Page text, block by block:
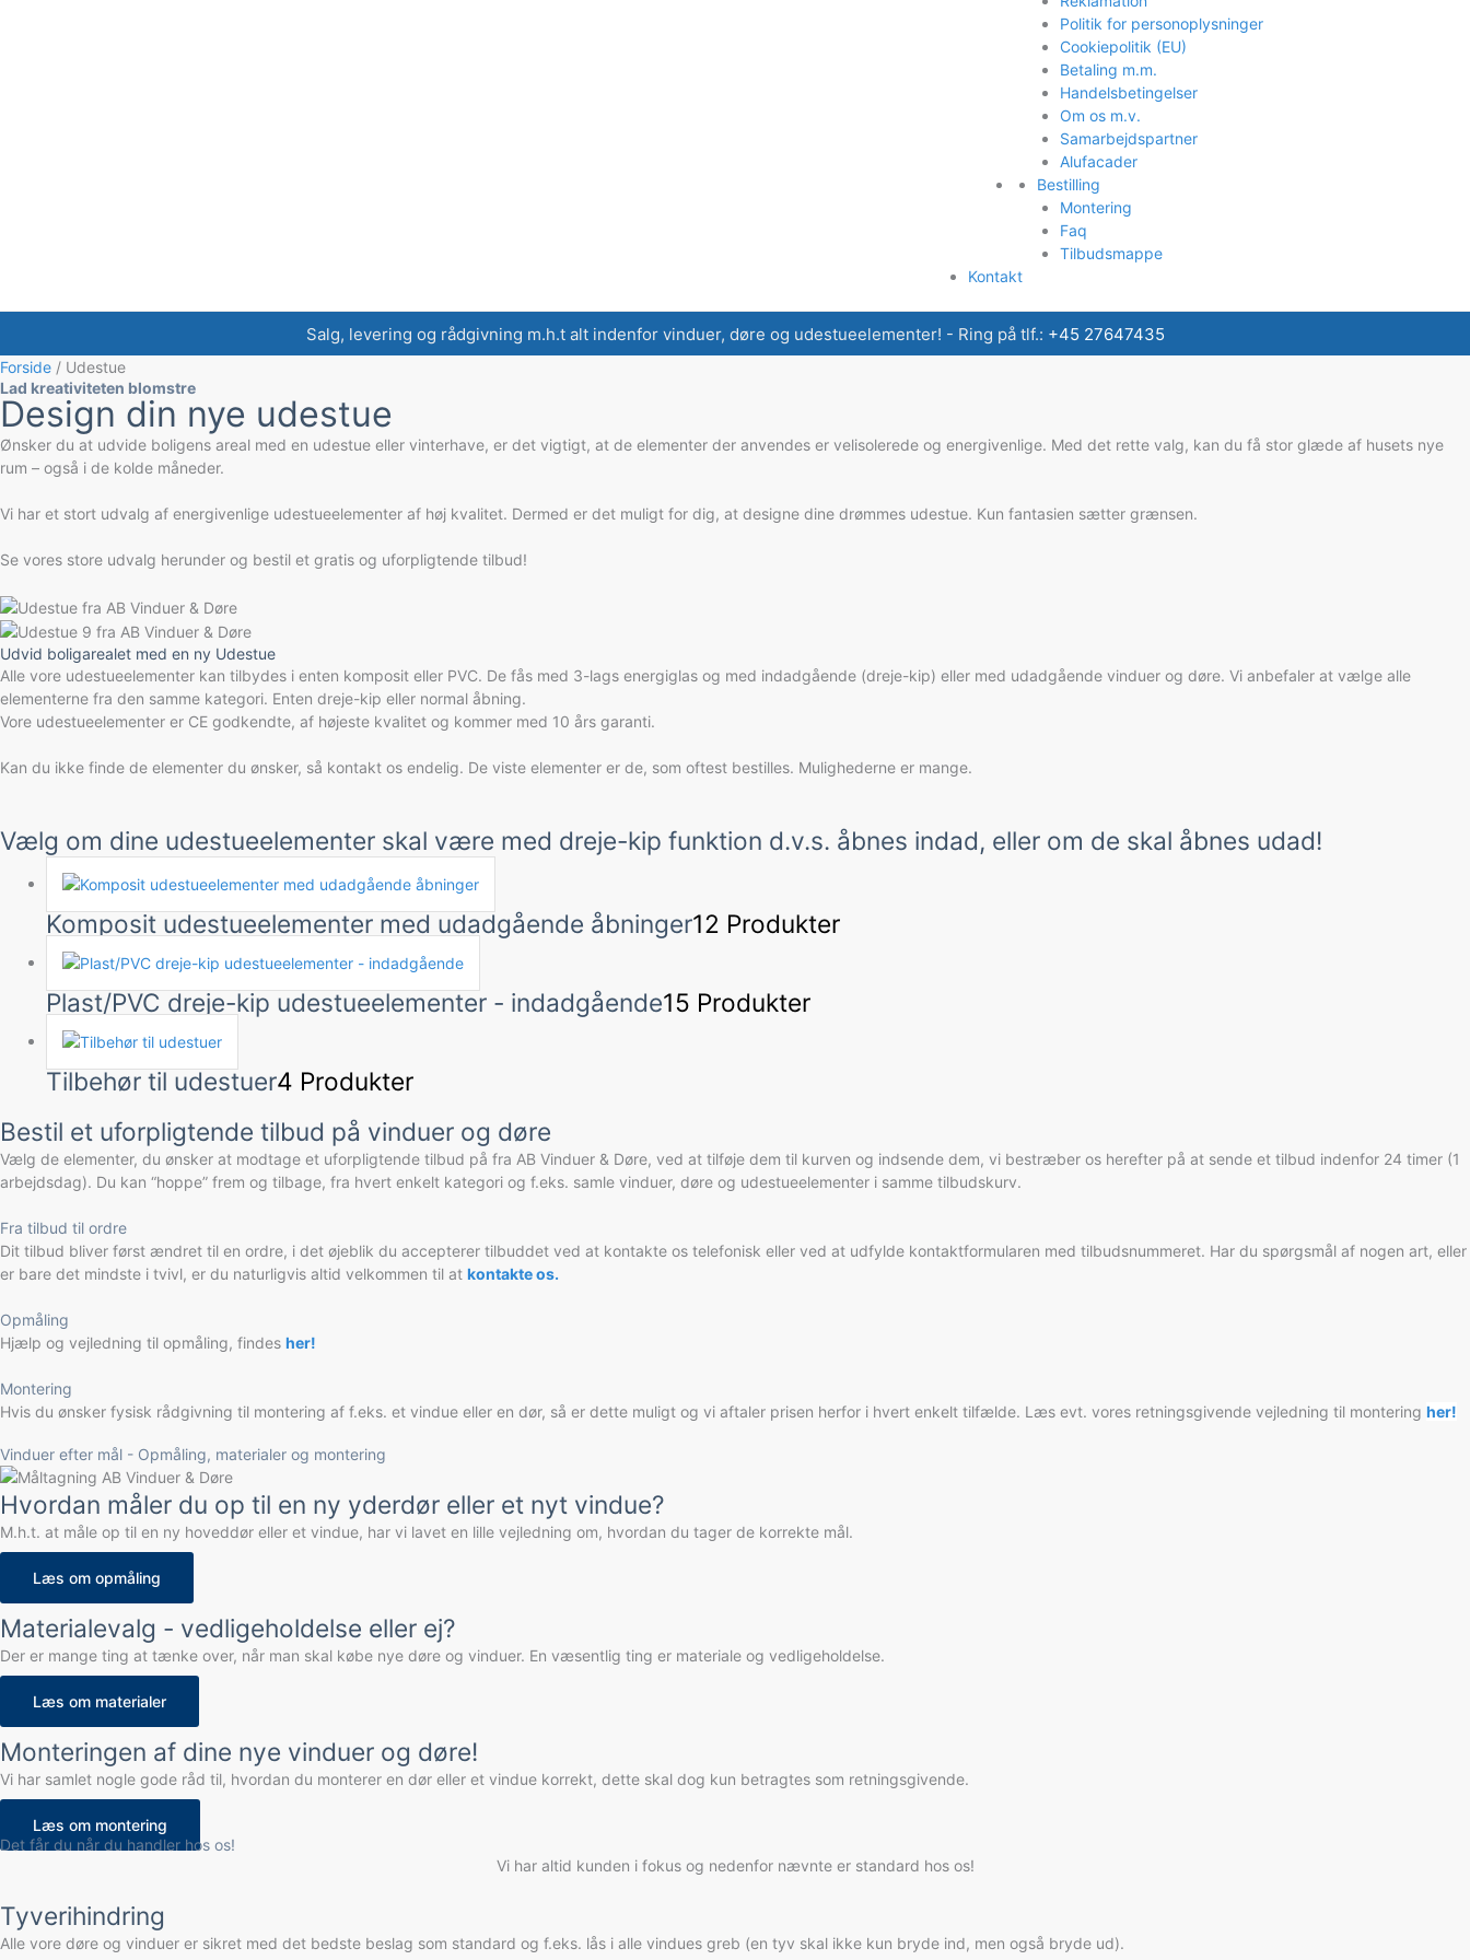
Politik for personoplysninger
Cookiepolitik (EU)
Betaling m.m.
Handelsbetingelser
Om os m.v.
Samarbejdspartner
Alufacader
Bestilling
Montering
Faq
Tilbudsmappe
Kontakt
Salg, levering og rådgivning m.h.t alt indenfor vinduer, døre og udestueelementer! - Ring på tlf.: +45 27647435
Forside / Udestue
Lad kreativiteten blomstre
Design din nye udestue
Ønsker du at udvide boligens areal med en udestue eller vinterhave, er det vigtigt, at de elementer der anvendes er velisolerede og energivenlige. Med det rette valg, kan du få stor glæde af husets nye
rum – også i de kolde måneder.
Vi har et stort udvalg af energivenlige udestueelementer af høj kvalitet. Dermed er det muligt for dig, at designe dine drømmes udestue. Kun fantasien sætter grænsen.
Se vores store udvalg herunder og bestil et gratis og uforpligtende tilbud!
Udvid boligarealet med en ny Udestue
Alle vore udestueelementer kan tilbydes i enten komposit eller PVC. De fås med 3-lags energiglas og med indadgående (dreje-kip) eller med udadgående vinduer og døre. Vi anbefaler at vælge alle
elementerne fra den samme kategori. Enten dreje-kip eller normal åbning.
Vore udestueelementer er CE godkendte, af højeste kvalitet og kommer med 10 års garanti.
Kan du ikke finde de elementer du ønsker, så kontakt os endelig. De viste elementer er de, som oftest bestilles. Mulighederne er mange.
Vælg om dine udestueelementer skal være med dreje-kip funktion d.v.s. åbnes indad, eller om de skal åbnes udad!
Komposit udestueelementer med udadgående åbninger12 Produkter
Plast/PVC dreje-kip udestueelementer - indadgående15 Produkter
Tilbehør til udestuer4 Produkter
Bestil et uforpligtende tilbud på vinduer og døre
Vælg de elementer, du ønsker at modtage et uforpligtende tilbud på fra AB Vinduer & Døre, ved at tilføje dem til kurven og indsende dem, vi bestræber os herefter på at sende et tilbud indenfor 24 timer (1
arbejdsdag). Du kan “hoppe” frem og tilbage, fra hvert enkelt kategori og f.eks. samle vinduer, døre og udestueelementer i samme tilbudskurv.
Fra tilbud til ordre
Dit tilbud bliver først ændret til en ordre, i det øjeblik du accepterer tilbuddet ved at kontakte os telefonisk eller ved at udfylde kontaktformularen med tilbudsnummeret. Har du spørgsmål af nogen art, eller
er bare det mindste i tvivl, er du naturligvis altid velkommen til at kontakte os.
Opmåling
Hjælp og vejledning til opmåling, findes her!
Montering
Hvis du ønsker fysisk rådgivning til montering af f.eks. et vindue eller en dør, så er dette muligt og vi aftaler prisen herfor i hvert enkelt tilfælde. Læs evt. vores retningsgivende vejledning til montering her!
Vinduer efter mål - Opmåling, materialer og montering
Hvordan måler du op til en ny yderdør eller et nyt vindue?
M.h.t. at måle op til en ny hoveddør eller et vindue, har vi lavet en lille vejledning om, hvordan du tager de korrekte mål.
Læs om opmåling
Materialevalg - vedligeholdelse eller ej?
Der er mange ting at tænke over, når man skal købe nye døre og vinduer. En væsentlig ting er materiale og vedligeholdelse.
Læs om materialer
Monteringen af dine nye vinduer og døre!
Vi har samlet nogle gode råd til, hvordan du monterer en dør eller et vindue korrekt, dette skal dog kun betragtes som retningsgivende.
Læs om montering
Det får du når du handler hos os!
Vi har altid kunden i fokus og nedenfor nævnte er standard hos os!
Tyverihindring
Alle vore døre og vinduer er sikret med det bedste beslag som standard og f.eks. lås i alle vindues greb (en tyv skal ikke kun bryde ind, men også bryde ud).